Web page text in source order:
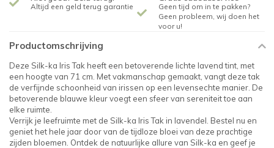
Altijd een geld terug garantie
Geen tijd om in te pakken?
Geen probleem, wij doen het
voor u!
Productomschrijving
Deze Silk-ka Iris Tak heeft een betoverende lichte lavend tint, met
een hoogte van 71 cm. Met vakmanschap gemaakt, vangt deze tak
de verfijnde schoonheid van irissen op een levensechte manier. De
betoverende blauwe kleur voegt een sfeer van sereniteit toe aan
elke ruimte.
Verrijk je leefruimte met de Silk-ka Iris Tak in lavendel. Bestel nu en
geniet het hele jaar door van de tijdloze bloei van deze prachtige
zijden bloemen. Ontdek de natuurlijke allure van Silk-ka en geef je